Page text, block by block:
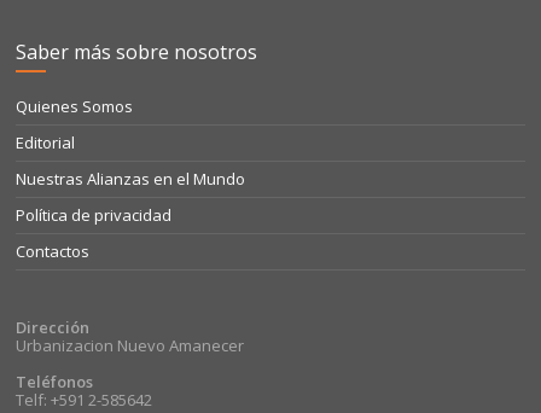
Saber más sobre nosotros
Quienes Somos
Editorial
Nuestras Alianzas en el Mundo
Política de privacidad
Contactos
Dirección
Urbanizacion Nuevo Amanecer
Teléfonos
Telf: +591 2-585642